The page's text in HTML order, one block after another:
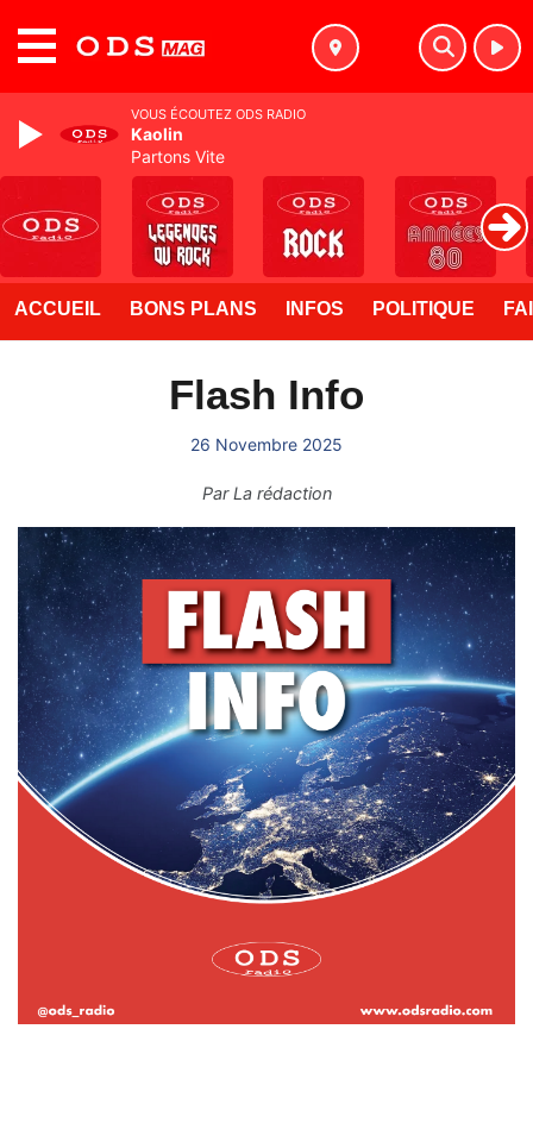
ACCUEIL BONS PLANS INFOS POLITIQUE
Flash Info
26 Novembre 2025
ParLa rédaction
VOUS ÉCOUTEZ ODS RADIO
Kaolin
Partons Vite